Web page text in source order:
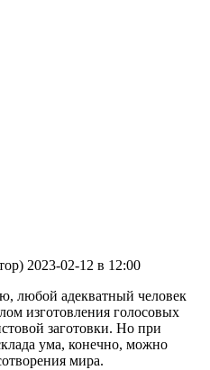
2023-02-12 в 12:00
любой адекватный человек
изготовления голосовых
заготовки. Но при
ума, конечно, можно
мира.